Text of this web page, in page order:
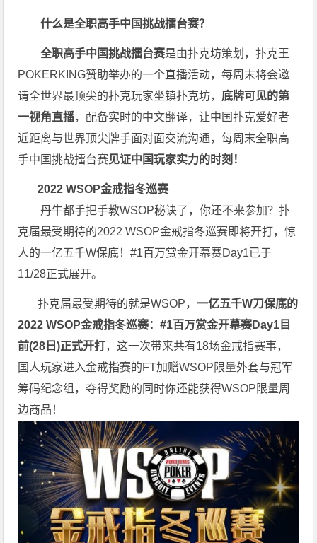
什么是全职高手中国挑战擂台赛？
全职高手中国挑战擂台赛是由扑克坊策划，扑克王
POKERKING赞助举办的一个直播活动，每周末将会邀
请全世界最顶尖的扑克玩家坐镇扑克坊， 底牌可见的第
一视角直播，配备实时的中文翻译，让中国扑克爱好者
近距离与世界顶尖牌手面对面交流沟通，每周末全职高
手中国挑战擂台赛见证中国玩家实力的时刻！
2022 WSOP金戒指冬巡赛
丹牛都手把手教WSOP秘诀了，你还不来参加？扑
克届最受期待的2022 WSOP金戒指冬巡赛即将开打，惊
人的一亿五千W保底！#1百万赏金开幕赛Day1已于
11/28正式展开。
扑克届最受期待的就是WSOP，一亿五千W刀保底的
2022 WSOP金戒指冬巡赛：#1百万赏金开幕赛Day1目
前(28日)正式开打，这一次带来共有18场金戒指赛事，
国人玩家进入金戒指赛的FT加赠WSOP限量外套与冠军
筹码纪念组，夺得奖励的同时你还能获得WSOP限量周
边商品！